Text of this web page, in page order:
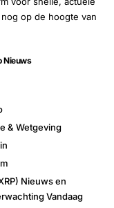
op de hoogte van
Nieuws
& Wetgeving
Nieuws en
Vandaag